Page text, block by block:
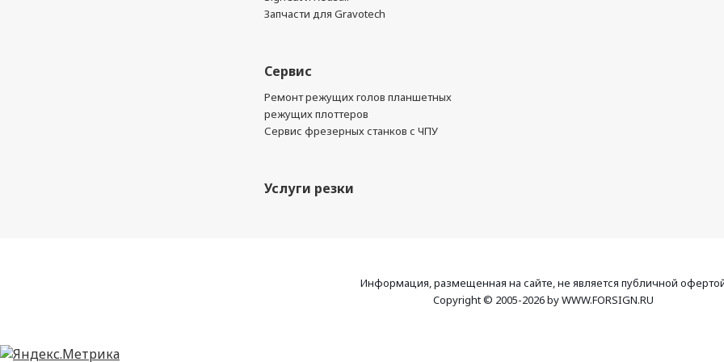
Запчасти для Gravotech
Сервис
Ремонт режущих голов планшетных
режущих плоттеров
Сервис фрезерных станков с ЧПУ
Услуги резки
Информация, размещенная на сайте, не является публичной
Copyright © 2005-2026 by WWW.FORSIGN.RU